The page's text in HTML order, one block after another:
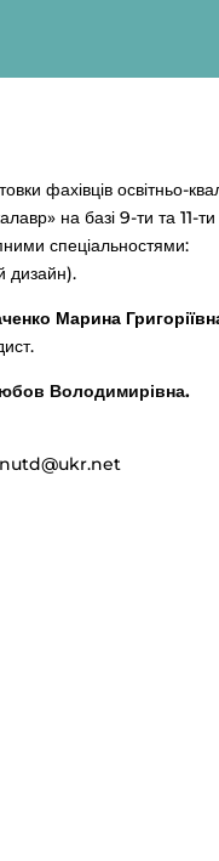
фахівців освітньо-
на базі 9-ти та 11-ти
спеціальностями:
дизайн).
Марина
Володимирівна.